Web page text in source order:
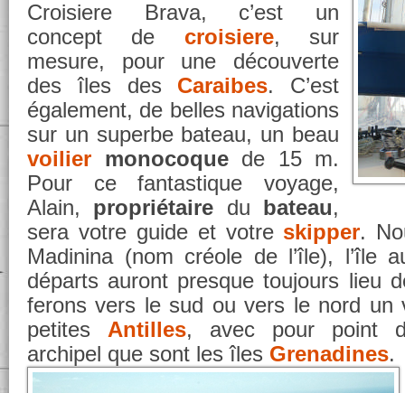
Croisiere Brava, c’est un
concept de croisiere, sur
mesure, pour une découverte
des îles des Caraibes. C’est
également, de belles navigations
sur un superbe bateau, un beau
voilier
monocoquede 15 m.
Pour ce fantastique voyage,
Alain, propriétaire du bateau,
sera votre guide et votre skipper.
Madinina (nom créole de l’île), l’île
départs auront presque toujours lieu
ferons vers le sud ou vers le nord un
petites Antilles, avec pour point
archipel que sont les îles Grenadines.